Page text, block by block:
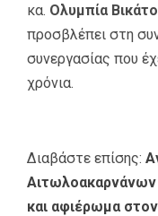
κα. Ολυμπία
προσβλέπει στη
συνεργασίας που
χρόνια.
Διαβάστε επίσης:
Αιτωλοακαρνάνων
και αφιέρωμα